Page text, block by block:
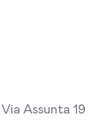
Via Assunta 19